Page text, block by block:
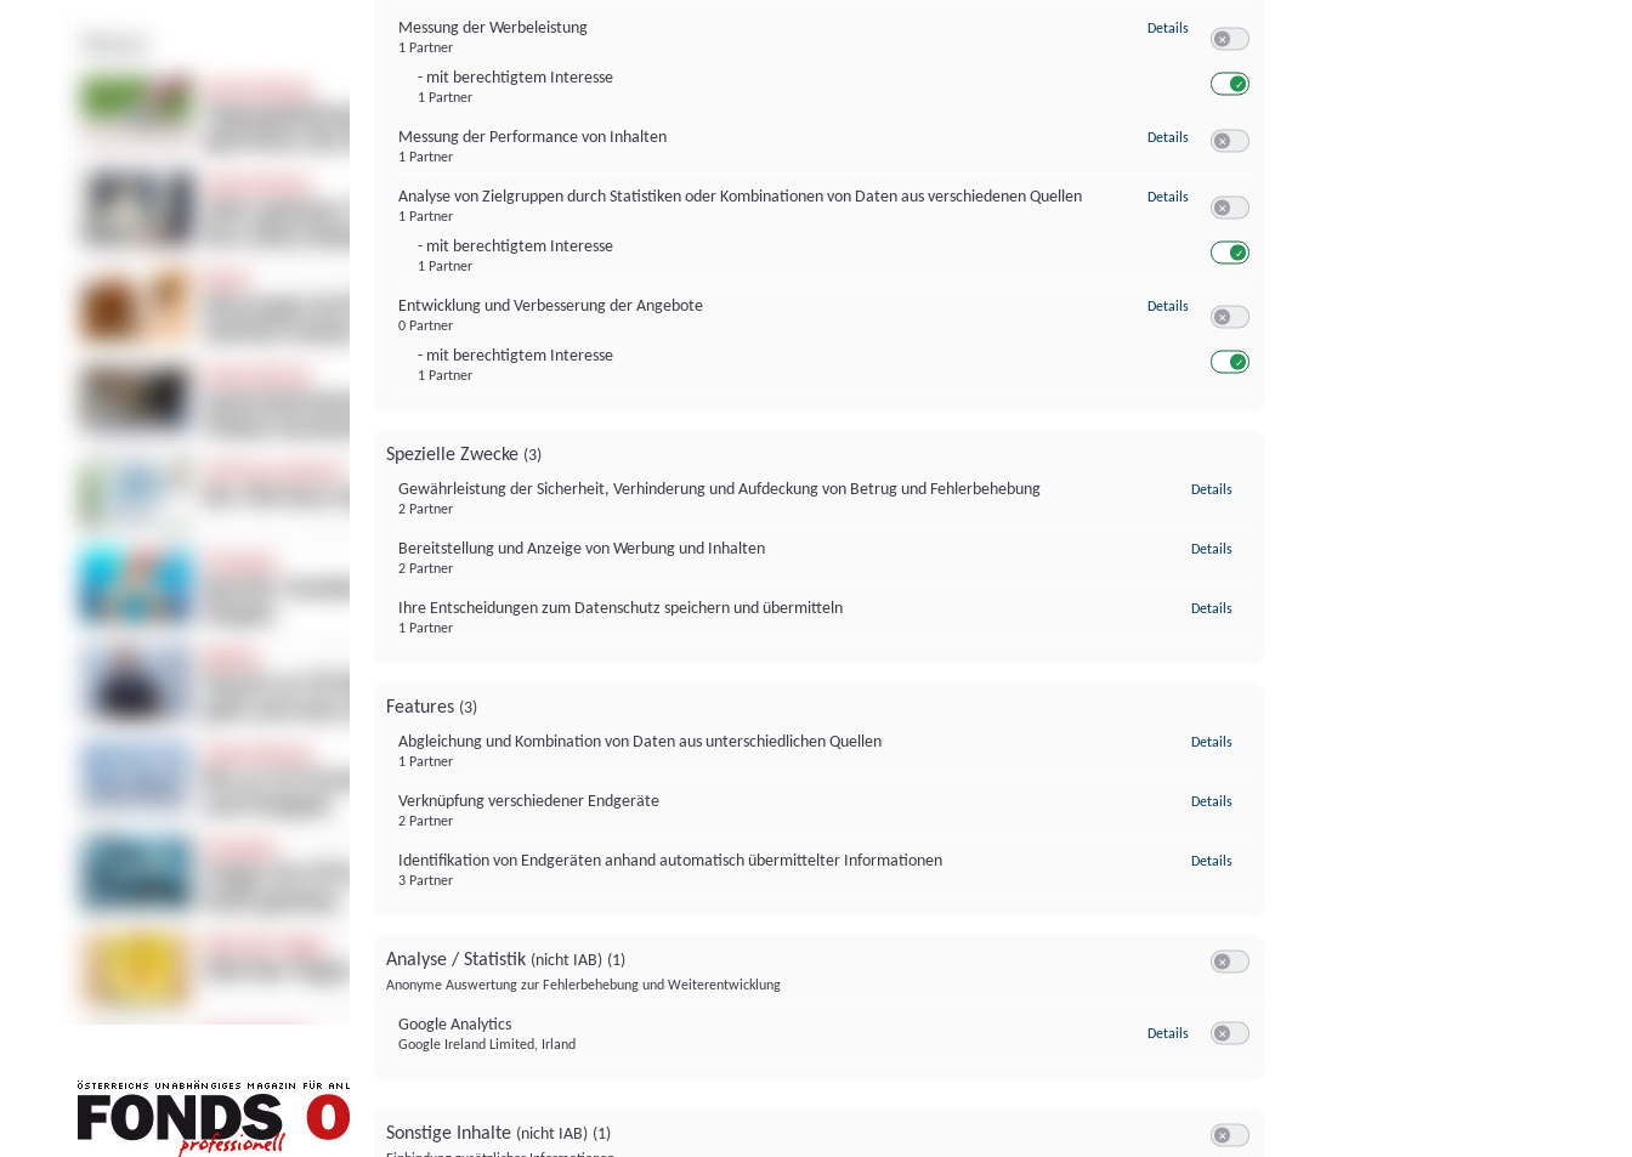
Messung der Werbeleistung
1 Partner
- mit berechtigtem Interesse
1 Partner
Details zu Messung der Werbeleistung
Messung der Performance von Inhalten
1 Partner
Details zu Messung der Performance von Inhalten
Analyse von Zielgruppen durch Statistiken oder Kombinationen von Daten aus verschiedenen Quellen
1 Partner
- mit berechtigtem Interesse
1 Partner
Details zu Analyse von Zielgruppen durch Statistiken oder Kombinationen von
Entwicklung und Verbesserung der Angebote
0 Partner
- mit berechtigtem Interesse
1 Partner
Details zu Entwicklung und Verbesserung der Angebote
Spezielle Zwecke (3)
Gewährleistung der Sicherheit, Verhinderung und Aufdeckung von Betrug und Fehlerbehebung
2 Partner
Details
Bereitstellung und Anzeige von Werbung und Inhalten
2 Partner
Details
Ihre Entscheidungen zum Datenschutz speichern und übermitteln
1 Partner
Details
Features (3)
Abgleichung und Kombination von Daten aus unterschiedlichen Quellen
1 Partner
Details
Verknüpfung verschiedener Endgeräte
2 Partner
Details
Identifikation von Endgeräten anhand automatisch übermittelter Informationen
3 Partner
Details
Analyse / Statistik (nicht IAB) (1)
Anonyme Auswertung zur Fehlerbehebung und Weiterentwicklung
Google Analytics
Google Ireland Limited, Irland
Details zu Google Analytics
Sonstige Inhalte (nicht IAB) (1)